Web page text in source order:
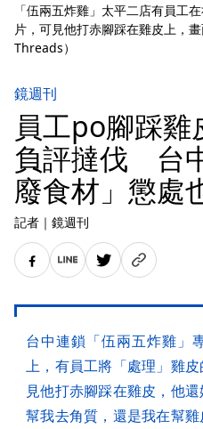
「伍兩五炸雞」太平二店有員工
片，可見他打赤腳踩在雞皮上，
Threads）
鏡週刊
員工po腳踩
負評撻伐 台
廢食材」懲處
記者 ｜ 鏡週刊
台中連鎖「伍兩五炸雞」
上，有員工將「處理」雞
見他打赤腳踩在雞皮，他
幫我去角質，還是我在幫